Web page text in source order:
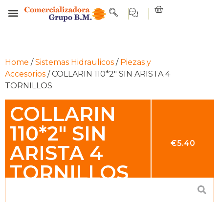
Home /Sistemas Hidraulicos / Piezas y
Accesorios / COLLARIN 110*2″ SIN ARISTA 4
TORNILLOS
COLLARIN
110*2″ SIN
ARISTA 4
TORNILLOS
€5.40